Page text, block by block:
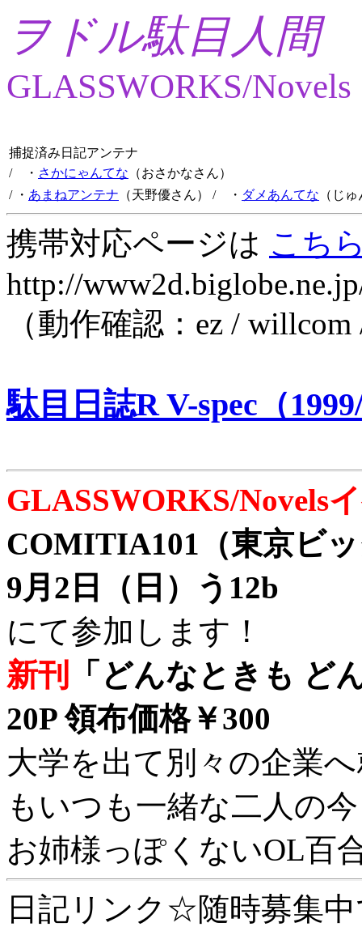
ヲドル駄目人間
GLASSWORKS/Novels
捕捉済み日記アンテナ
/ ・ さかにゃんてな （おさかなさん）
/ ・ あまねアンテナ （天野優さん） / ・ ダメあんてな （じ
携帯対応ページは こち
http://
（動作確認：ez /
駄目日誌R V-spec（
GLASSWORKS/Novels
COMITIA101（東京ビ
9月2日（日）う12b
にて参加します！
新刊
「どんなときも ど
20P 領布価格￥300
大学を出て別々の企業
もいつも一緒な二人の
お姉様っぽくないOL百
日記リンク☆随時募集